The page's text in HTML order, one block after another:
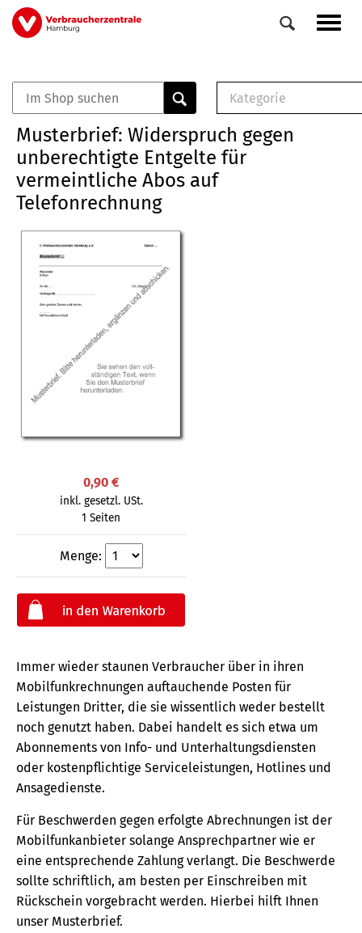
Direkt
zum
Veranstaltungen
0
Elemente
Kategorie
Musterbrief (RTF)
Musterbrief: Widerspruch gegen
unberechtigte Entgelte für
vermeintliche Abos auf
Telefonrechnung
0,90 €
inkl. gesetzl. USt.
1 Seiten
Menge:
Immer wieder staunen Verbraucher über in ihren
Mobilfunkrechnungen auftauchende Posten für
Leistungen Dritter, die sie wissentlich weder bestellt
noch genutzt haben. Dabei handelt es sich etwa um
Abonnements von Info- und Unterhaltungsdiensten
oder kostenpflichtige Serviceleistungen, Hotlines und
Ansagedienste.
Für Beschwerden gegen erfolgte Abrechnungen ist der
Mobilfunkanbieter solange Ansprechpartner wie er
eine entsprechende Zahlung verlangt. Die Beschwerde
sollte schriftlich, am besten per Einschreiben mit
Rückschein vorgebracht werden. Hierbei hilft Ihnen
unser Musterbrief.